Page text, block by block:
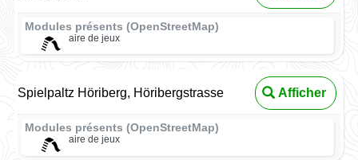
Modules présents (OpenStreetMap)
aire de jeux
Spielpaltz Höriberg, Höribergstrasse Afficher
Modules présents (OpenStreetMap)
aire de jeux